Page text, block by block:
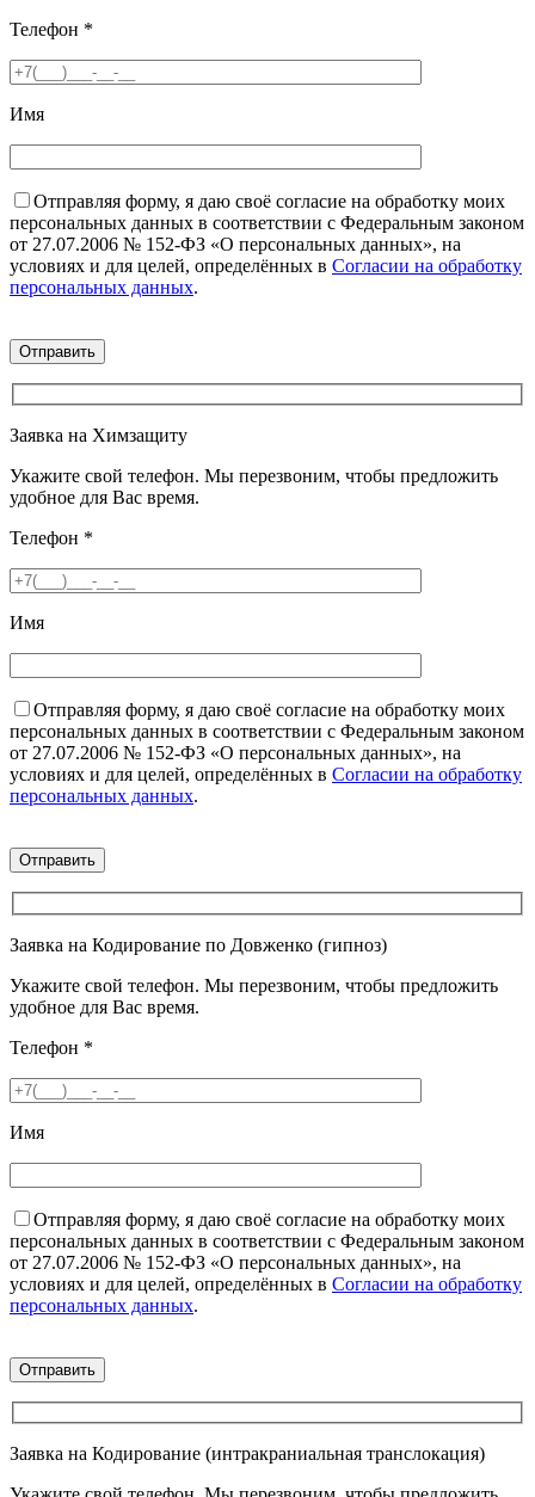
Телефон *
Имя
Отправляя форму, я даю своё согласие на обработку моих
персональных данных в соответствии с Федеральным законом
от 27.07.2006 № 152-ФЗ «О персональных данных», на
условиях и для целей, определённых в Согласии на обработку
персональных данных.
Заявка на Химзащиту
Укажите свой телефон. Мы перезвоним, чтобы предложить
удобное для Вас время.
Телефон *
Имя
Отправляя форму, я даю своё согласие на обработку моих
персональных данных в соответствии с Федеральным законом
от 27.07.2006 № 152-ФЗ «О персональных данных», на
условиях и для целей, определённых в Согласии на обработку
персональных данных.
Заявка на Кодирование по Довженко (гипноз)
Укажите свой телефон. Мы перезвоним, чтобы предложить
удобное для Вас время.
Телефон *
Имя
Отправляя форму, я даю своё согласие на обработку моих
персональных данных в соответствии с Федеральным законом
от 27.07.2006 № 152-ФЗ «О персональных данных», на
условиях и для целей, определённых в Согласии на обработку
персональных данных.
Заявка на Кодирование (интракраниальная транслокация)